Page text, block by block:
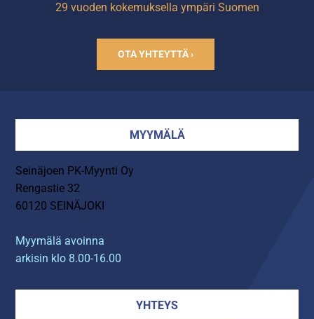
29 vuoden kokemuksella ympäri Suomen
OTA YHTEYTTÄ ›
MYYMÄLÄ
Seinäjoen PK-Myynti Oy
Rengastie 32
60120 SEINÄJOKI
Myymälä avoinna
arkisin klo 8.00-16.00
YHTEYS